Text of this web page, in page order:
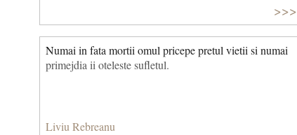
>>>
Numai in fata mortii omul pricepe pretul vietii si numai
primejdia ii oteleste sufletul.
Liviu Rebreanu